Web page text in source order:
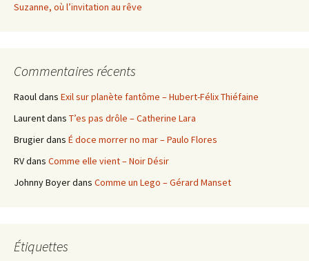
Suzanne, où l’invitation au rêve
Commentaires récents
Raouldans Exil sur planète fantôme – Hubert-Félix Thiéfaine
Laurentdans T’es pas drôle – Catherine Lara
Brugierdans É doce morrer no mar – Paulo Flores
RVdans Comme elle vient – Noir Désir
Johnny Boyerdans Comme un Lego – Gérard Manset
Étiquettes